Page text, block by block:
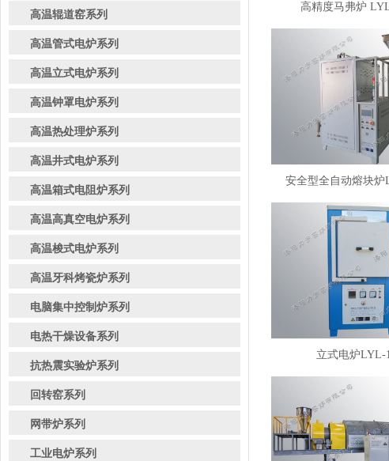
高温辊道窑系列
高温管式电炉系列
高温立式电炉系列
高温钟罩电炉系列
高温热处理炉系列
高温井式电炉系列
高温箱式电阻炉系列
高温高真空电炉系列
高温梭式电炉系列
高温牙科烤瓷炉系列
电脑集中控制炉系列
电热干燥设备系列
抗热震实验炉系列
回转窑系列
网带炉系列
工业电炉系列
高精度马弗炉
安全型全自动熔块炉
立式电炉LYL-